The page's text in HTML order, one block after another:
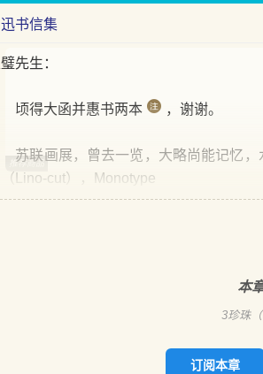
书信集
先生：
得大函并惠书两本 ，谢谢。
画展，曾去一览，大略尚能记忆，
Lino-cut），Monotype
本
3珍珠
订阅本章
推荐商品